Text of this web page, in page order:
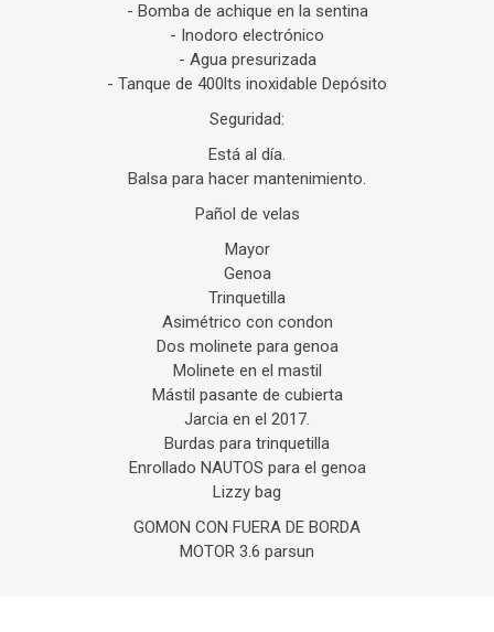
- Bomba de achique en la sentina
- Inodoro electrónico
- Agua presurizada
- Tanque de 400lts inoxidable Depósito
Seguridad:
Está al día.
Balsa para hacer mantenimiento.
Pañol de velas
Mayor
Genoa
Trinquetilla
Asimétrico con condon
Dos molinete para genoa
Molinete en el mastil
Mástil pasante de cubierta
Jarcia en el 2017.
Burdas para trinquetilla
Enrollado NAUTOS para el genoa
Lizzy bag
GOMON CON FUERA DE BORDA
MOTOR 3.6 parsun